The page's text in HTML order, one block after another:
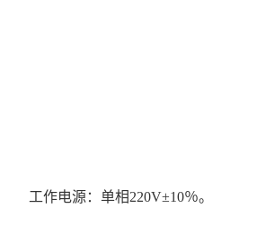
工作电源：单相220V±10％。